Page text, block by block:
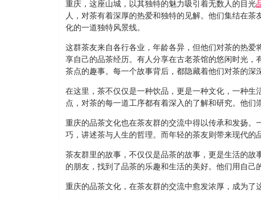
重庆，这座山城，以其独特的魅力吸引着无数人的目光
人，对茶有着深厚的热爱和独特的见解。他们集结在
化的一道独特风景线。
这群茶友来自各行各业，年龄各异，但他们对茶的热
享自己的品茶经历。有人分享在古老茶馆的悠闲时光
茶点的趣事。每一个故事背后，都隐藏着他们对茶的深
在这里，茶不仅仅是一种饮品，更是一种文化，一种
点，对茶的每一道工序都有着深入的了解和研究。他们
重庆的品茶文化也在茶友群的交流中得以传承和发扬
巧，讲述茶与人生的哲理。而年轻的茶友则带来现代的
茶友群里的故事，不仅仅是品茶的故事，更是生活的
的朋友，找到了品茶的乐趣和生活的美好。他们用自己
重庆的品茶文化，在茶友群的交流中愈发浓厚，成为了